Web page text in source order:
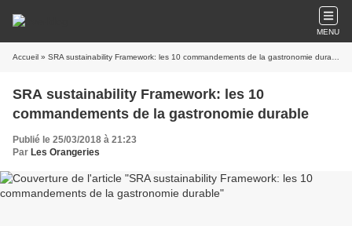
MENU
Accueil » SRA sustainability Framework: les 10 commandements de la gastronomie durable
SRA sustainability Framework: les 10
commandements de la gastronomie durable
Publié le 25/03/2018 à 21:23
Par Les Orangeries